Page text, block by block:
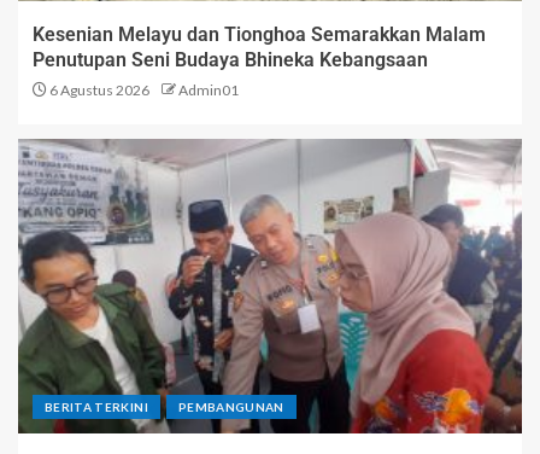
Kesenian Melayu dan Tionghoa Semarakkan Malam
Penutupan Seni Budaya Bhineka Kebangsaan
6 Agustus 2026 Admin01
BERITA TERKINI PEMBANGUNAN